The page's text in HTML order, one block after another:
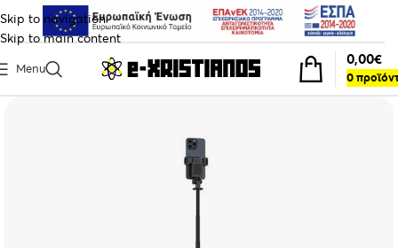
Skip to navigation
Skip to main content
Menu
0
0,00€